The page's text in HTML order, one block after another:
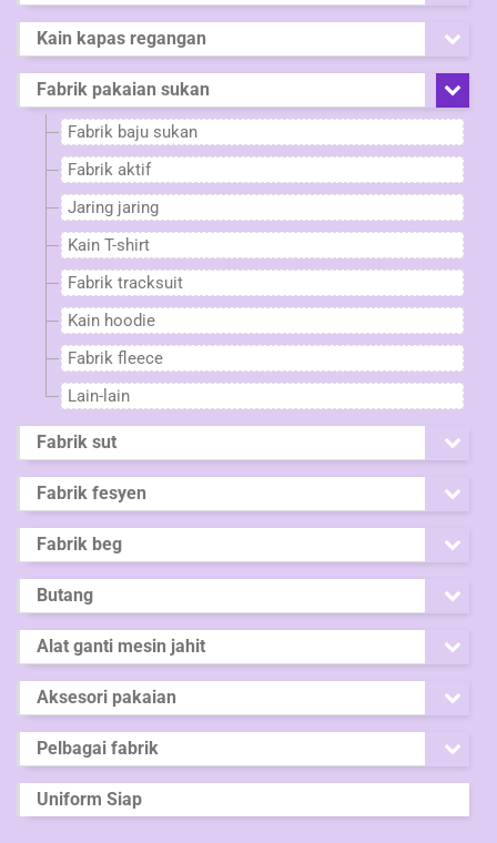
Kain kapas regangan
Fabrik pakaian sukan
Fabrik baju sukan
Fabrik aktif
Jaring jaring
Kain T-shirt
Fabrik tracksuit
Kain hoodie
Fabrik fleece
Lain-lain
Fabrik sut
Fabrik fesyen
Fabrik beg
Butang
Alat ganti mesin jahit
Aksesori pakaian
Pelbagai fabrik
Uniform Siap